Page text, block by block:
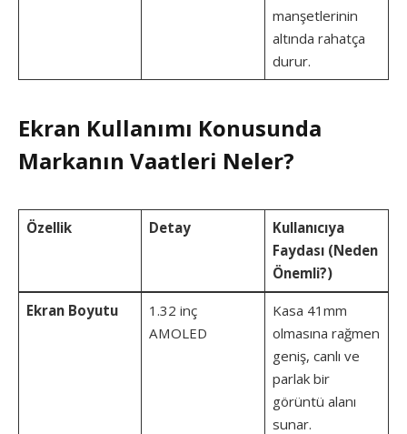
manşetlerinin
altında rahatça
durur.
Ekran Kullanımı Konusunda
Markanın Vaatleri Neler?
Özellik Detay
Kullanıcıya
Faydası (Neden
Önemli?)
Ekran Boyutu
1.32 inç
AMOLED
Kasa 41mm
olmasına rağmen
geniş, canlı ve
parlak bir
görüntü alanı
sunar.